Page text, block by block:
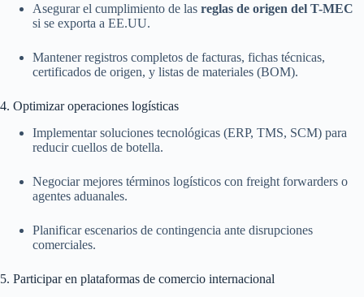
Asegurar el cumplimiento de las reglas de origen del T-MEC
si se exporta a EE.UU.
Mantener registros completos de facturas, fichas técnicas,
certificados de origen, y listas de materiales (BOM).
4. Optimizar operaciones logísticas
Implementar soluciones tecnológicas (ERP, TMS, SCM) para
reducir cuellos de botella.
Negociar mejores términos logísticos con freight forwarders o
agentes aduanales.
Planificar escenarios de contingencia ante disrupciones
comerciales.
5. Participar en plataformas de comercio internacional